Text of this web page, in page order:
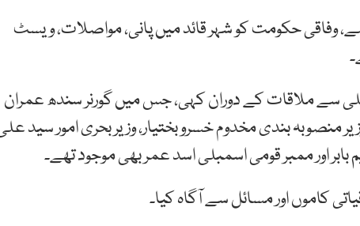
حکومت کو شہر قائد میں پانی، مواصلات، ویسٹ
سے ملاقات کے دوران کہی، جس میں گورنر سندھ عمران
منصوبہ بندی مخدوم خسرو بختیار، وزیر بحری امور سید
اور ممبر قومی اسمبلی اسد عمر بھی موجود تھے۔
کاموں اور مسائل سے آگاہ کیا۔